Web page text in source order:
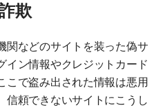
欺
関などのサイトを装った偽サ
イン情報やクレジットカード
こで盗み出された情報は悪用
信頼できないサイトにこうし